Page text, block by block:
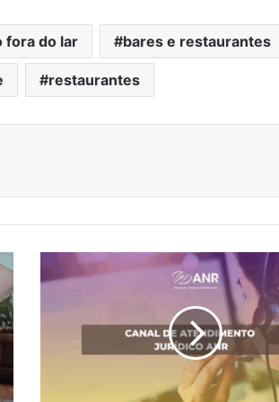
fora do lar bares e restaurantes
restaurantes
de